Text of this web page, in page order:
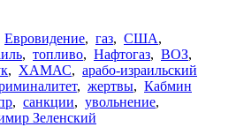
Евровидение, газ, США,
, топливо, Нафтогаз, ВОЗ,
, ХАМАС, арабо-израильский
, жертвы, Кабмин
, санкции, увольнение,
Зеленский